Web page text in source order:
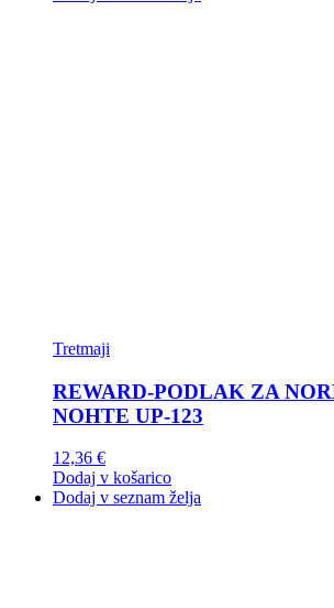
Tretmaji
REWARD-PODLAK ZA
NOHTE UP-123
12,36 €
Dodaj v košarico
Dodaj v seznam želja